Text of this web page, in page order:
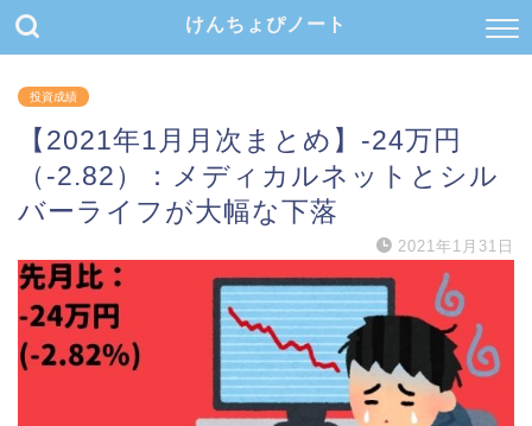
けんちょぴノート
投資成績
【2021年1月月次まとめ】-24万円
（-2.82）：メディカルネットとシル
バーライフが大幅な下落
2021年1月31日